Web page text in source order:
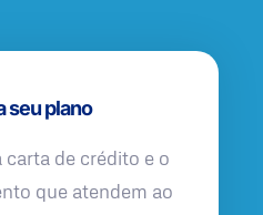
seu plano
carta de crédito e o
que atendem ao